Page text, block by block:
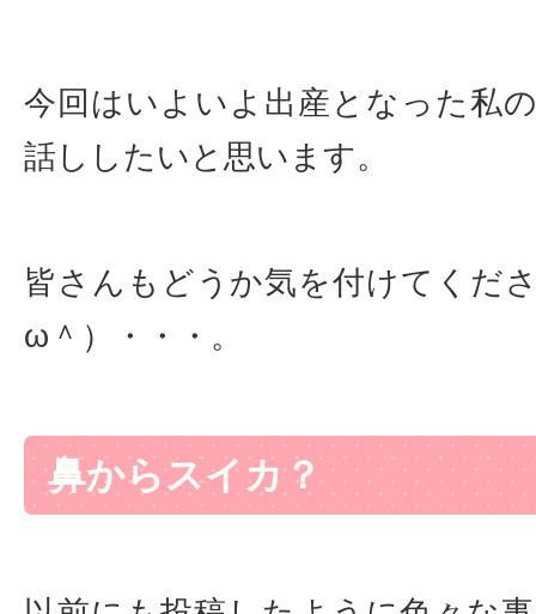
今回はいよいよ出産となった私
話ししたいと思います。
皆さんもどうか気を付けてくだ
ω＾）・・・。
鼻からスイカ？